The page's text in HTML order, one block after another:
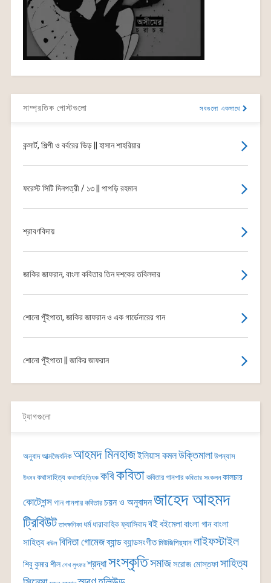
সাম্প্রতিক পোস্টগুলো সবগুলো একসাথে
কন্সার্ট, শিল্পী ও বর্বরের ভিড় || হাসান শাহরিয়ার
ফরেস্ট সিটি দিনপত্রী / ১৩ || পাপড়ি রহমান
শ্রাবণবিদায়
জাকির জাফরান, বাংলা কবিতার তিন দশকের তবিলদার
শোনো পুঁইপাতা, জাকির জাফরান ও এক গার্ডেনারের গান
শোনো পুঁইপাতা || জাকির জাফরান
ট্যাগগুলো
অনুবাদ আত্মজৈবনিক আহমদ মিনহাজইলিয়াস কমলউক্তিমালা উপন্যাস
উৎসব কথাসাহিত্য কথাসাহিত্যিক কবিকবিতা কবিতার গানপার কবিতার সংকলন কালচার
কোটেশন্সগান গানপার কবিতার চয়ন ও অনুবাদনজাহেদ আহমদ
ট্রিবিউট তাৎক্ষণিকা ধর্ম ধারাবাহিকফ্যাসিবাদবইবইমেলাবাংলা গানবাংলা
সাহিত্য বাউল বিদিতা গোমেজব্যান্ডব্যান্ডসংগীত মিউজিশিয়্যান লাইফস্টাইল
শিবু কুমার শীল শেখ লুৎফর শ্রদ্ধাসংস্কৃতিসমাজসরোজ মোস্তফাসাহিত্য